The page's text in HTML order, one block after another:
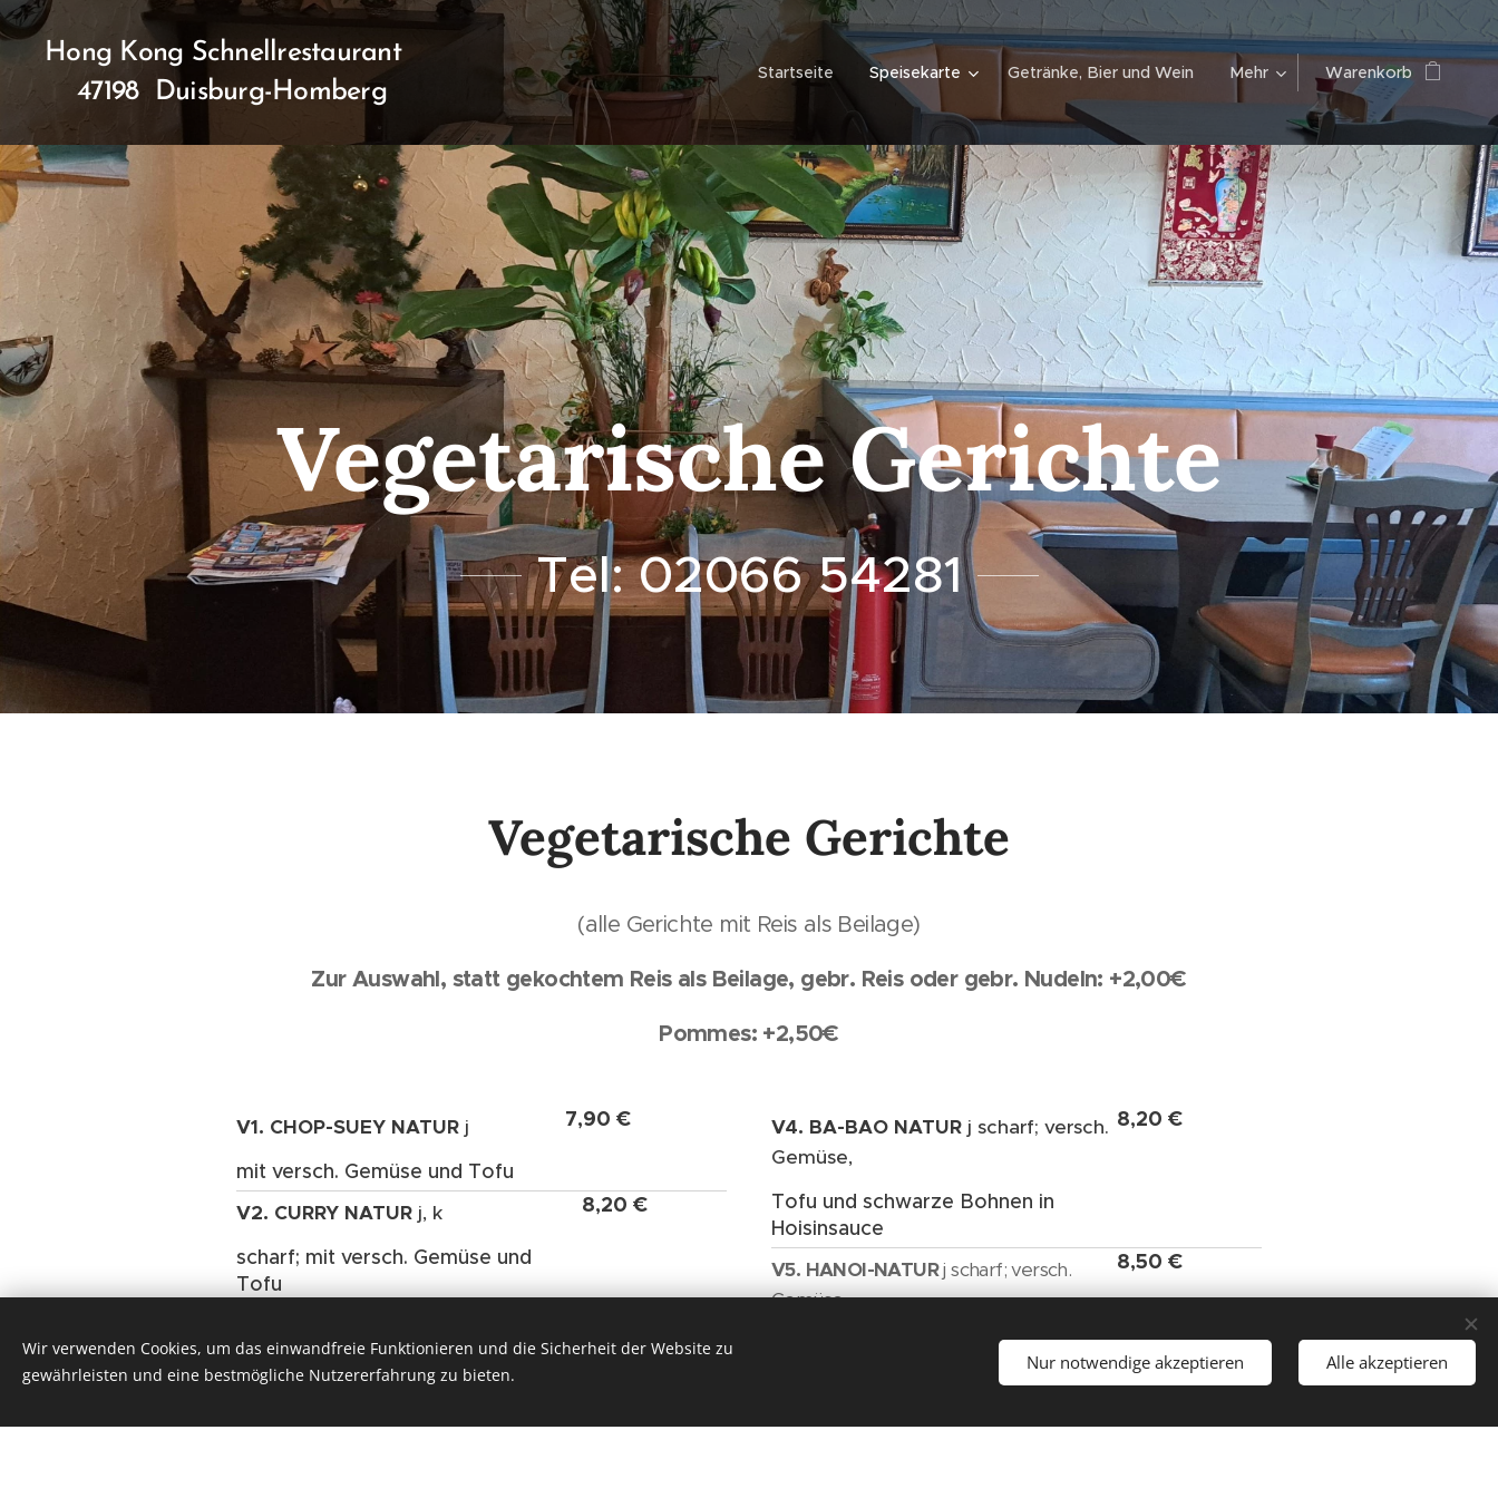
Hong Kong Schnellrestaurant
47198 Duisburg-Homberg
Startseite Speisekarte Getränke, Bier und Wein Mehr Warenkorb
Vegetarische Gerichte
Tel: 02066 54281
Vegetarische Gerichte
(alle Gerichte mit Reis als Beilage)
Zur Auswahl, statt gekochtem Reis als Beilage, gebr. Reis oder gebr. Nudeln: +2,00€
Pommes: +2,50€
V1. CHOP-SUEY NATUR j
mit versch. Gemüse und Tofu
7,90 €
V2. CURRY NATUR j, k
scharf; mit versch. Gemüse und
Tofu
8,20 €
mit versch. Gemüse und Tofu
V4. BA-BAO NATUR j scharf; versch.
Gemüse,
Tofu und schwarze Bohnen in
Hoisinsauce
8,20 €
V5. HANOI-NATURj scharf; versch.
Gemüse,
Tofu, Zitronengras, Zitronenblätter
8,50 €
Wir verwenden Cookies, um das einwandfreie Funktionieren und die Sicherheit der Website zu
gewährleisten und eine bestmögliche Nutzererfahrung zu bieten.
Nur notwendige akzeptieren Alle akzeptieren